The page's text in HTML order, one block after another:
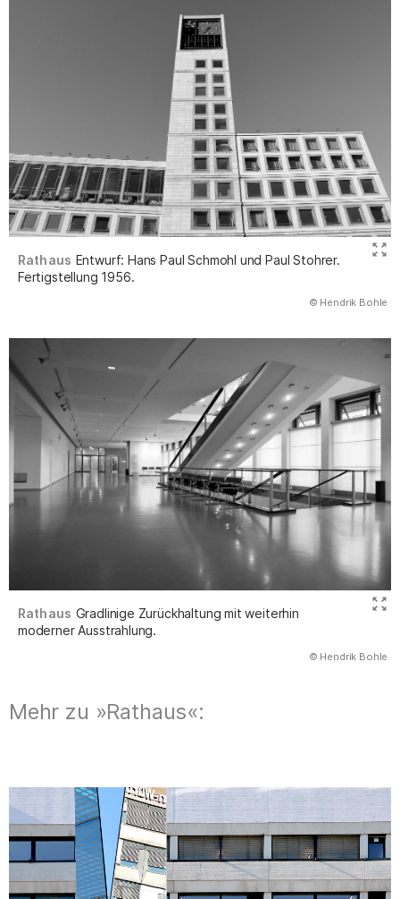
Rathaus Entwurf: Hans Paul Schmohl und Paul Stohrer.
Fertigstellung 1956.
© Hendrik Bohle
Rathaus Gradlinige Zurückhaltung mit weiterhin
moderner Ausstrahlung.
© Hendrik Bohle
Mehr zu »Rathaus«: